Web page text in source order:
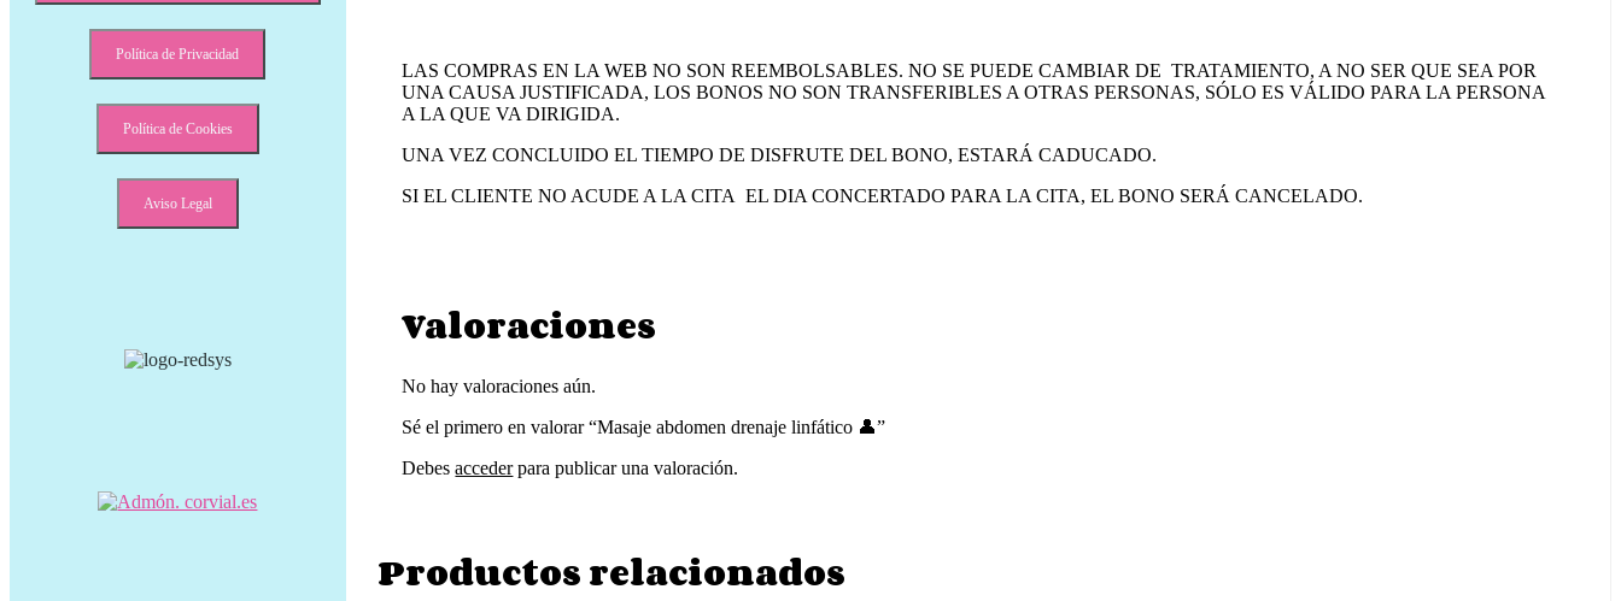
LAS COMPRAS EN LA WEB NO SON REEMBOLSABLES. NO SE PUEDE CAMBIAR DE TRATAMIENTO, A NO SER QUE SEA POR
UNA CAUSA JUSTIFICADA, LOS BONOS NO SON TRANSFERIBLES A OTRAS PERSONAS, SÓLO ES VÁLIDO PARA LA PERSONA
A LA QUE VA DIRIGIDA.
UNA VEZ CONCLUIDO EL TIEMPO DE DISFRUTE DEL BONO, ESTARÁ CADUCADO.
SI EL CLIENTE NO ACUDE A LA CITA EL DIA CONCERTADO PARA LA CITA, EL BONO SERÁ CANCELADO.
Valoraciones
No hay valoraciones aún.
Sé el primero en valorar “Masaje abdomen drenaje linfático 👤”
Debesaccederpara publicar una valoración.
Productos relacionados
Política de Privacidad
Política de Cookies
Aviso Legal